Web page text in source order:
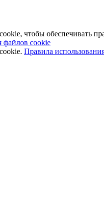
чтобы обеспечивать
файлов cookie
Правила